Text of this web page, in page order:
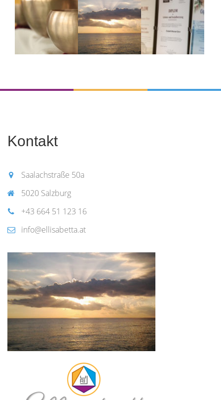
Kontakt
Saalachstraße 50a
5020 Salzburg
+43 664 51 123 16
info@ellisabetta.at